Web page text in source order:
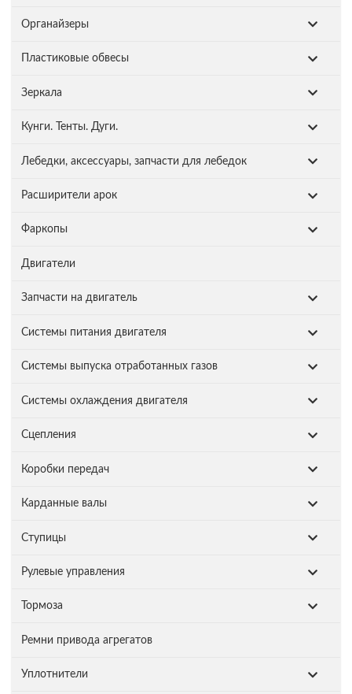
Органайзеры
Пластиковые обвесы
Зеркала
Кунги. Тенты. Дуги.
Лебедки, аксессуары, запчасти для лебедок
Расширители арок
Фаркопы
Двигатели
Запчасти на двигатель
Системы питания двигателя
Системы выпуска отработанных газов
Системы охлаждения двигателя
Сцепления
Коробки передач
Карданные валы
Ступицы
Рулевые управления
Тормоза
Ремни привода агрегатов
Уплотнители